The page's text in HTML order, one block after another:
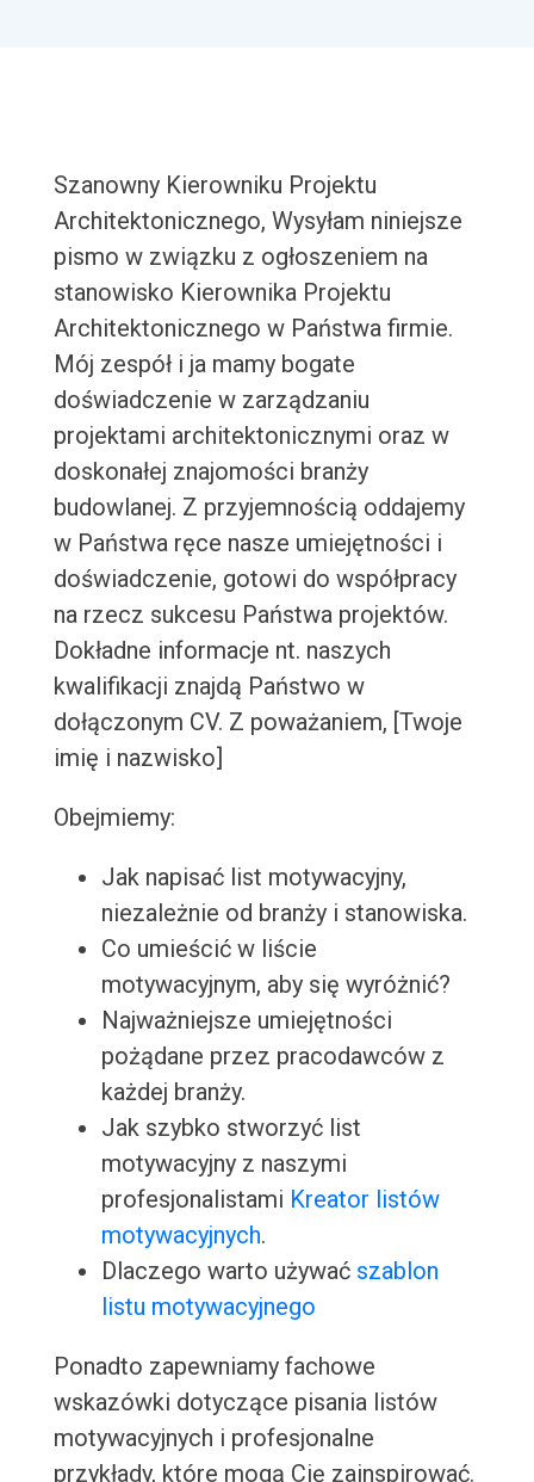
Szanowny Kierowniku Projektu
Architektonicznego, Wysyłam niniejsze
pismo w związku z ogłoszeniem na
stanowisko Kierownika Projektu
Architektonicznego w Państwa firmie.
Mój zespół i ja mamy bogate
doświadczenie w zarządzaniu
projektami architektonicznymi oraz w
doskonałej znajomości branży
budowlanej. Z przyjemnością oddajemy
w Państwa ręce nasze umiejętności i
doświadczenie, gotowi do współpracy
na rzecz sukcesu Państwa projektów.
Dokładne informacje nt. naszych
kwalifikacji znajdą Państwo w
dołączonym CV. Z poważaniem, [Twoje
imię i nazwisko]
Obejmiemy:
Jak napisać list motywacyjny,
niezależnie od branży i stanowiska.
Co umieścić w liście
motywacyjnym, aby się wyróżnić?
Najważniejsze umiejętności
pożądane przez pracodawców z
każdej branży.
Jak szybko stworzyć list
motywacyjny z naszymi
profesjonalistami Kreator listów
motywacyjnych.
Dlaczego warto używać szablon
listu motywacyjnego
Ponadto zapewniamy fachowe
wskazówki dotyczące pisania listów
motywacyjnych i profesjonalne
przykłady, które mogą Cię zainspirować.